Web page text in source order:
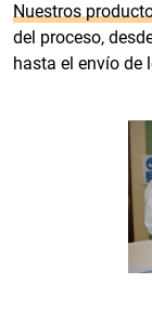
Nuestros
del proceso,
hasta el envío de